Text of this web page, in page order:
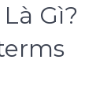
Gì?